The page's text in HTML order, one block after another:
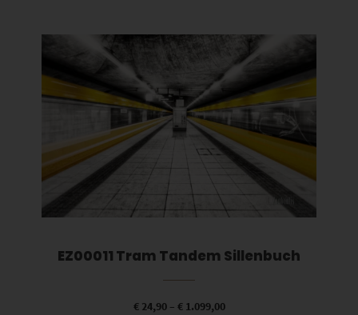
Dieses Produkt weist mehrere Varianten auf. Die Optionen können auf der Produktseite gewählt werden
EZ00011 Tram Tandem Sillenbuch
€24,90– €1.099,00